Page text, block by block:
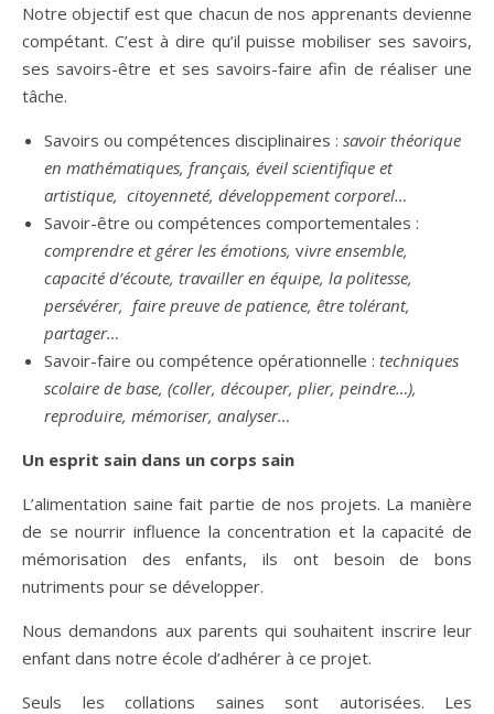
Notre objectif est que chacun de nos apprenants devienne
compétant. C’est à dire qu’il puisse mobiliser ses savoirs,
ses savoirs-être et ses savoirs-faire afin de réaliser une
tâche.
Savoirs ou compétences disciplinaires : savoir théorique
en mathématiques, français, éveil scientifique et
artistique, citoyenneté, développement corporel…
Savoir-être ou compétences comportementales :
comprendre et gérer les émotions, vivre ensemble,
capacité d’écoute, travailler en équipe, la politesse,
persévérer, faire preuve de patience, être tolérant,
partager…
Savoir-faire ou compétence opérationnelle : techniques
scolaire de base, (coller, découper, plier, peindre…),
reproduire, mémoriser, analyser…
Un esprit sain dans un corps sain
L’alimentation saine fait partie de nos projets. La manière
de se nourrir influence la concentration et la capacité de
mémorisation des enfants, ils ont besoin de bons
nutriments pour se développer.
Nous demandons aux parents qui souhaitent inscrire leur
enfant dans notre école d’adhérer à ce projet.
Seuls les collations saines sont autorisées. Les